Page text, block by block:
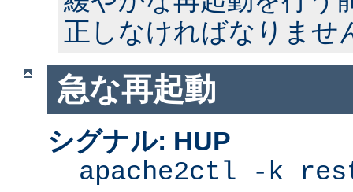
正しなければなりませ
急な再起動
シグナル: HUP
apache2ctl -k